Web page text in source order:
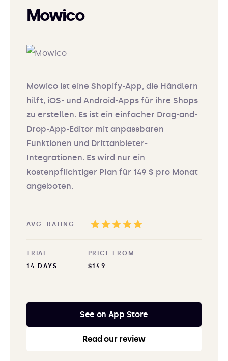
Mowico
Mowico ist eine Shopify-App, die Händlern
hilft, iOS- und Android-Apps für ihre Shops
zu erstellen. Es ist ein einfacher Drag-and-
Drop-App-Editor mit anpassbaren
Funktionen und Drittanbieter-
Integrationen. Es wird nur ein
kostenpflichtiger Plan für 149 $ pro Monat
angeboten.
AVG. RATING
TRIAL
14 DAYS
PRICE FROM
$149
See on App Store
Read our review